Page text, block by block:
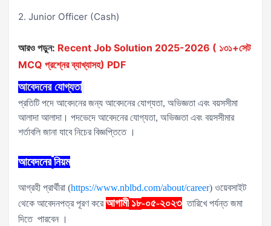
2. Junior Officer (Cash)
আরও পড়ুন: Recent Job Solution 2025-2026 ( ১৩১+সেট
MCQ প্রশ্নের ব্যাখ্যাসহ) PDF
আবেদনের যোগ্যতা
প্রতিটি পদে আবেদনের জন্য আবেদনের যোগ্যতা, অভিজ্ঞতা এবং বয়সসীমা
আলাদা আলাদা। পদভেদে আবেদনের যোগ্যতা, অভিজ্ঞতা এবং বয়সসীমার
শর্তাবলি জানা যাবে নিচের বিজ্ঞপ্তিতে ।
আবেদনের নিয়ম
আগ্রহী প্রার্থীরা (https://www.nblbd.com/about/career) ওয়েবসাইট
থেকে আবেদনপত্র পূরণ করেআগামী ১৮-০৫-২০২৩ তারিখে পর্যন্ত জমা
দিতে পারবেন ।